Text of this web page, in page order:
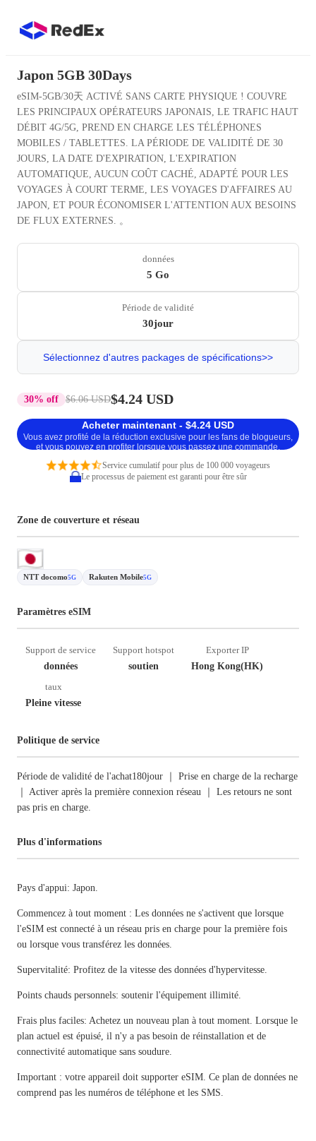
Japon 5GB 30Days
eSIM-5GB/30天 ACTIVÉ SANS CARTE PHYSIQUE ! COUVRE
LES PRINCIPAUX OPÉRATEURS JAPONAIS, LE TRAFIC HAUT
DÉBIT 4G/5G, PREND EN CHARGE LES TÉLÉPHONES
MOBILES / TABLETTES. LA PÉRIODE DE VALIDITÉ DE 30
JOURS, LA DATE D'EXPIRATION, L'EXPIRATION
AUTOMATIQUE, AUCUN COÛT CACHÉ, ADAPTÉ POUR LES
VOYAGES À COURT TERME, LES VOYAGES D'AFFAIRES AU
JAPON, ET POUR ÉCONOMISER L'ATTENTION AUX BESOINS
DE FLUX EXTERNES. 。
données
5 Go
Période de validité
30jour
Sélectionnez d'autres packages de spécifications>>
30% off $6.06 USD$4.24 USD
Acheter maintenant - $4.24 USD
Vous avez profité de la réduction exclusive pour les fans de blogueurs,
et vous pouvez en profiter lorsque vous passez une commande.
Service cumulatif pour plus de 100 000 voyageurs
Le processus de paiement est garanti pour être sûr
Zone de couverture et réseau
NTT docomo5G Rakuten Mobile5G
Paramètres eSIM
Support de service
données
Support hotspot
soutien
Exporter IP
Hong Kong(HK)
taux
Pleine vitesse
Politique de service
Période de validité de l'achat180jour ｜ Prise en charge de la recharge
｜ Activer après la première connexion réseau ｜ Les retours ne sont
pas pris en charge.
Plus d'informations
Pays d'appui: Japon.
Commencez à tout moment : Les données ne s'activent que lorsque
l'eSIM est connecté à un réseau pris en charge pour la première fois
ou lorsque vous transférez les données.
Supervitalité: Profitez de la vitesse des données d'hypervitesse.
Points chauds personnels: soutenir l'équipement illimité.
Frais plus faciles: Achetez un nouveau plan à tout moment. Lorsque le
plan actuel est épuisé, il n'y a pas besoin de réinstallation et de
connectivité automatique sans soudure.
Important : votre appareil doit supporter eSIM. Ce plan de données ne
comprend pas les numéros de téléphone et les SMS.